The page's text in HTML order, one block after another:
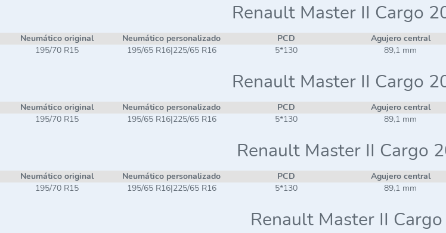
Renault Master II Cargo
Neumático original Neumático personalizado PCD Agujero central
195/70 R15
195/65 R16|225/65 R16 5*130 89,1 mm
Renault Master II Cargo
Neumático original Neumático personalizado PCD Agujero central
195/70 R15
195/65 R16|225/65 R16 5*130 89,1 mm
Renault Master II Cargo
Neumático original Neumático personalizado PCD Agujero central
195/70 R15
195/65 R16|225/65 R16 5*130 89,1 mm
Renault Master II